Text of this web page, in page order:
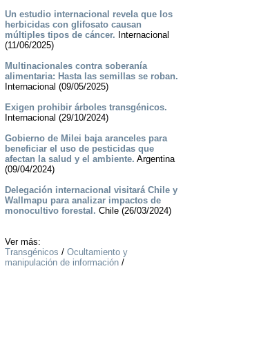
Un estudio internacional revela que los
herbicidas con glifosato causan
múltiples tipos de cáncer. Internacional
(11/06/2025)
Multinacionales contra soberanía
alimentaria: Hasta las semillas se roban.
Internacional (09/05/2025)
Exigen prohibir árboles transgénicos.
Internacional (29/10/2024)
Gobierno de Milei baja aranceles para
beneficiar el uso de pesticidas que
afectan la salud y el ambiente. Argentina
(09/04/2024)
Delegación internacional visitará Chile y
Wallmapu para analizar impactos de
monocultivo forestal. Chile (26/03/2024)
Ver más:
Transgénicos / Ocultamiento y
manipulación de información/